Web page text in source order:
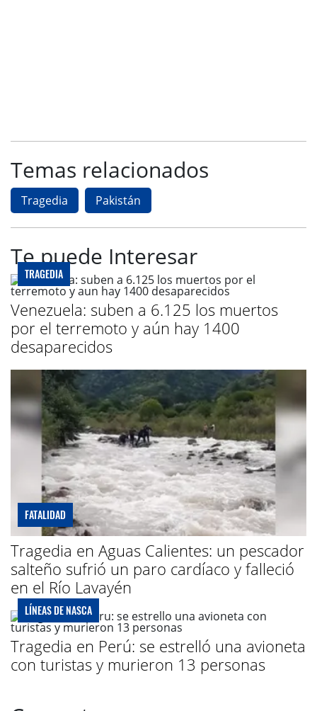
Temas relacionados
Tragedia Pakistán
Te puede Interesar
TRAGEDIA
Venezuela: suben a 6.125 los muertos
por el terremoto y aún hay 1400
desaparecidos
FATALIDAD
Tragedia en Aguas Calientes: un pescador
salteño sufrió un paro cardíaco y falleció
en el Río Lavayén
LÍNEAS DE NASCA
Tragedia en Perú: se estrelló una avioneta
con turistas y murieron 13 personas